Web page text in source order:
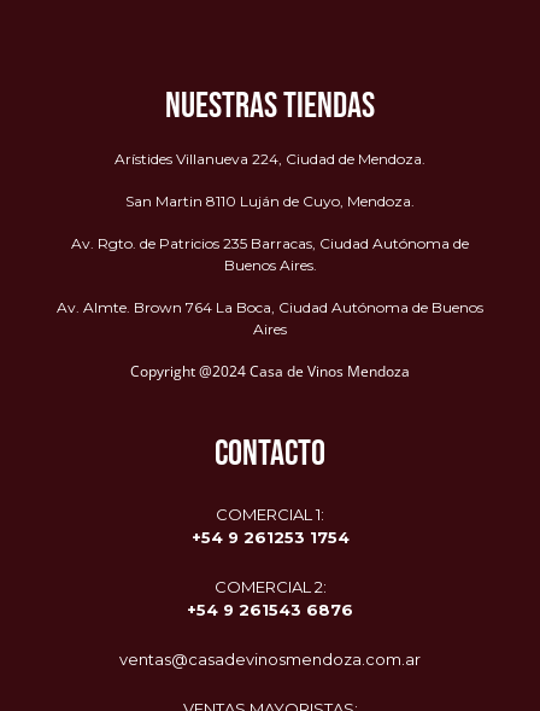
NUESTRAS TIENDAS
Arístides Villanueva 224, Ciudad de Mendoza.
San Martin 8110 Luján de Cuyo, Mendoza.
Av. Rgto. de Patricios 235 Barracas, Ciudad Autónoma de
Buenos Aires.
Av. Almte. Brown 764 La Boca, Ciudad Autónoma de Buenos
Aires
Copyright @2024 Casa de Vinos Mendoza
CONTACTO
COMERCIAL 1:
+54 9 261253 1754
COMERCIAL 2:
+54 9 261543 6876
ventas@casadevinosmendoza.com.ar